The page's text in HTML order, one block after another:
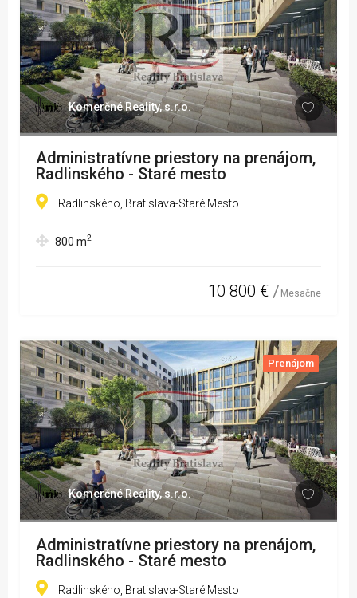
Komerčné Reality, s.r.o.
Administratívne priestory na prenájom,
Radlinského - Staré mesto
Radlinského, Bratislava-Staré Mesto
800 m2
10 800 € Mesačne
Prenájom
Komerčné Reality, s.r.o.
Administratívne priestory na prenájom,
Radlinského - Staré mesto
Radlinského, Bratislava-Staré Mesto